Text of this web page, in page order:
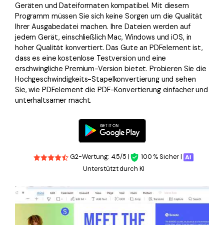
Geräten und Dateiformaten kompatibel. Mit diesem
Programm müssen Sie sich keine Sorgen um die Qualität
Ihrer Ausgabedatei machen. Ihre Dateien werden auf
jedem Gerät, einschließlich Mac, Windows und iOS, in
hoher Qualität konvertiert. Das Gute an PDFelement ist,
dass es eine kostenlose Testversion und eine
erschwingliche Premium-Version bietet. Probieren Sie die
Hochgeschwindigkeits-Stapelkonvertierung und sehen
Sie, wie PDFelement die PDF-Konvertierung einfacher und
unterhaltsamer macht.
G2-Wertung: 4.5/5 |
100 % Sicher |
Unterstützt durch KI